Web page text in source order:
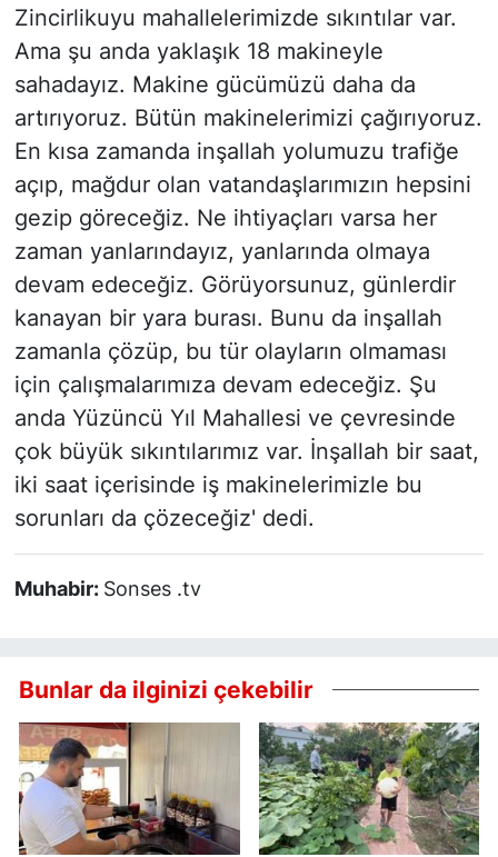
Zincirlikuyu mahallelerimizde sıkıntılar var.
Ama şu anda yaklaşık 18 makineyle
sahadayız. Makine gücümüzü daha da
artırıyoruz. Bütün makinelerimizi çağırıyoruz.
En kısa zamanda inşallah yolumuzu trafiğe
açıp, mağdur olan vatandaşlarımızın hepsini
gezip göreceğiz. Ne ihtiyaçları varsa her
zaman yanlarındayız, yanlarında olmaya
devam edeceğiz. Görüyorsunuz, günlerdir
kanayan bir yara burası. Bunu da inşallah
zamanla çözüp, bu tür olayların olmaması
için çalışmalarımıza devam edeceğiz. Şu
anda Yüzüncü Yıl Mahallesi ve çevresinde
çok büyük sıkıntılarımız var. İnşallah bir saat,
iki saat içerisinde iş makinelerimizle bu
sorunları da çözeceğiz' dedi.
Muhabir: Sonses .tv
Bunlar da ilginizi çekebilir